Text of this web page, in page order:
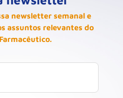
newsletter semanal e
assuntos relevantes do